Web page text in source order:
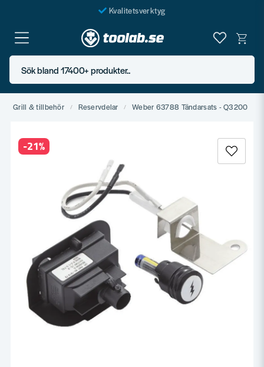
Kvalitetsverktyg
Fraktfritt över 999 SEK*
En järnhandel för alla
Butik i Göteborg
Sök bland 17400+ produkter..
Grill & tillbehör Reservdelar Weber 63788 Tändarsats - Q3200
-21%